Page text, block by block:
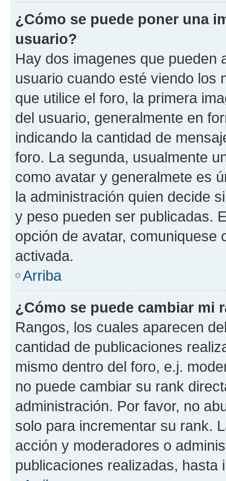
¿Cómo se puede poner una
usuario?
Hay dos imagenes que pueden
usuario cuando esté viendo los
que utilice el foro, la primera
del usuario, generalmente en
indicando la cantidad de
foro. La segunda, usualmente
como avatar y generalmete es
la administración quien decide
y peso pueden ser publicadas.
opción de avatar, comuniquese
activada.
Arriba
¿Cómo se puede cambiar mi
Rangos, los cuales aparecen
cantidad de publicaciones
mismo dentro del foro, e.j.
no puede cambiar su rank
administración. Por favor, no
solo para incrementar su rank.
acción y moderadores o
publicaciones realizadas, hasta